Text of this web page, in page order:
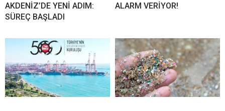
AKDENİZ’DE YENİ ADIM:
SÜREÇ BAŞLADI
ALARM VERİYOR!